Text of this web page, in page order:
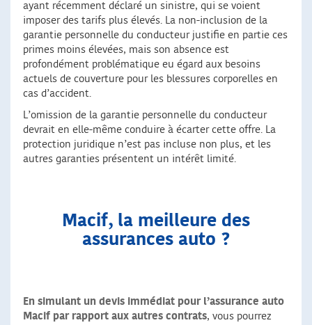
ayant récemment déclaré un sinistre, qui se voient
imposer des tarifs plus élevés. La non-inclusion de la
garantie personnelle du conducteur justifie en partie ces
primes moins élevées, mais son absence est
profondément problématique eu égard aux besoins
actuels de couverture pour les blessures corporelles en
cas d’accident.
L’omission de la garantie personnelle du conducteur
devrait en elle-même conduire à écarter cette offre. La
protection juridique n’est pas incluse non plus, et les
autres garanties présentent un intérêt limité.
Macif, la meilleure des
assurances auto ?
En simulant un devis immédiat pour l’assurance auto
Macif par rapport aux autres contrats, vous pourrez